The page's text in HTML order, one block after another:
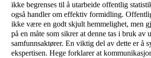
ikke begrenses til å utarbeide offentlig
også handler om effektiv formidling.
ikke være en godt skjult hemmelighet, men
på en måte som sikrer at denne tas i bruk av
samfunnsaktører. En viktig del av dette er å
ekspertisen. Hege forklarer at